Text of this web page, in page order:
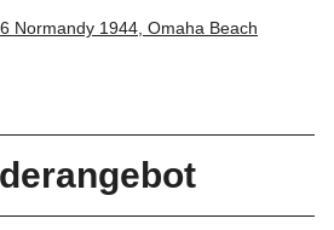
Normandy 1944, Omaha Beach